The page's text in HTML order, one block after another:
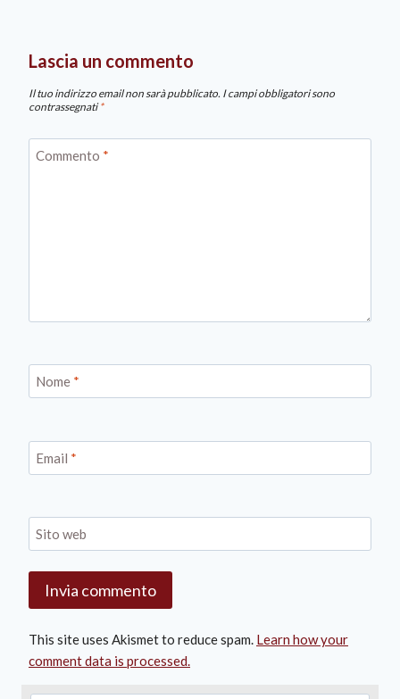
Lascia un commento
Il tuo indirizzo email non sarà pubblicato. I campi obbligatori sono
contrassegnati*
Commento *
Nome *
Email *
Sito web
This site uses Akismet to reduce spam. Learn how your
comment data is processed.